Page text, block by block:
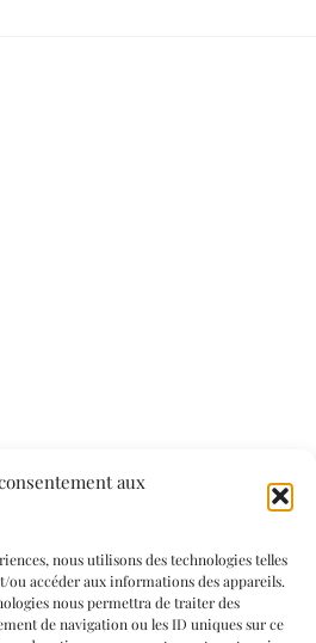
aux
nous utilisons des technologies telles
ou accéder aux informations des appareils.
nous permettra de traiter des
de navigation ou les ID uniques sur ce
par le site